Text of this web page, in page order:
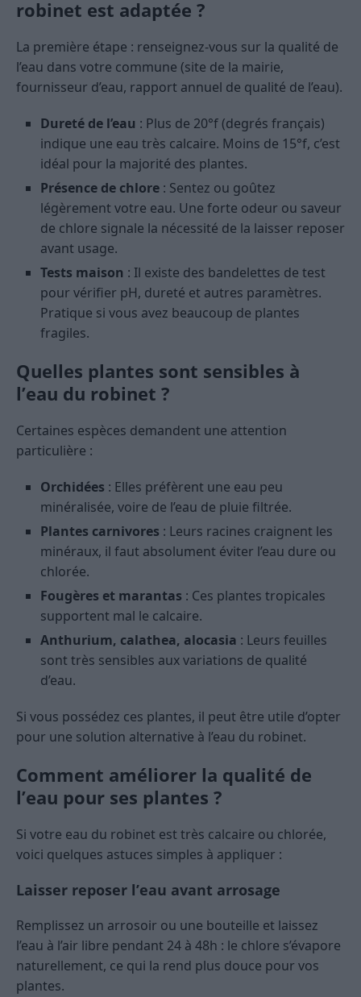
robinet est adaptée ?
La première étape : renseignez-vous sur la qualité de
l’eau dans votre commune (site de la mairie,
fournisseur d’eau, rapport annuel de qualité de l’eau).
Dureté de l’eau : Plus de 20°f (degrés français)
indique une eau très calcaire. Moins de 15°f, c’est
idéal pour la majorité des plantes.
Présence de chlore : Sentez ou goûtez
légèrement votre eau. Une forte odeur ou saveur
de chlore signale la nécessité de la laisser reposer
avant usage.
Tests maison : Il existe des bandelettes de test
pour vérifier pH, dureté et autres paramètres.
Pratique si vous avez beaucoup de plantes
fragiles.
Quelles plantes sont sensibles à
l’eau du robinet ?
Certaines espèces demandent une attention
particulière :
Orchidées : Elles préfèrent une eau peu
minéralisée, voire de l’eau de pluie filtrée.
Plantes carnivores : Leurs racines craignent les
minéraux, il faut absolument éviter l’eau dure ou
chlorée.
Fougères et marantas : Ces plantes tropicales
supportent mal le calcaire.
Anthurium, calathea, alocasia : Leurs feuilles
sont très sensibles aux variations de qualité
d’eau.
Si vous possédez ces plantes, il peut être utile d’opter
pour une solution alternative à l’eau du robinet.
Comment améliorer la qualité de
l’eau pour ses plantes ?
Si votre eau du robinet est très calcaire ou chlorée,
voici quelques astuces simples à appliquer :
Laisser reposer l’eau avant arrosage
Remplissez un arrosoir ou une bouteille et laissez
l’eau à l’air libre pendant 24 à 48h : le chlore s’évapore
naturellement, ce qui la rend plus douce pour vos
plantes.